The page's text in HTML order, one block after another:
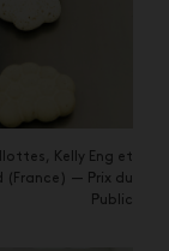
Kelly Eng et
(France) — Prix du
Public